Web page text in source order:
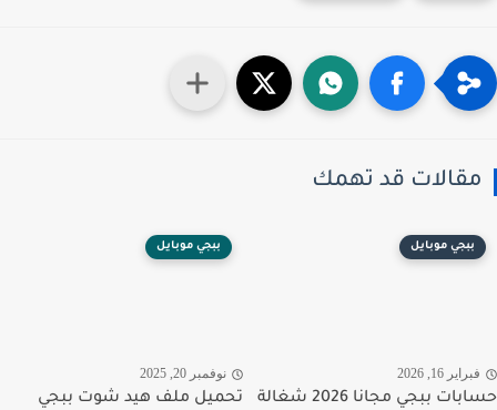
قد تهمك
ببجي موبايل
16, 2026
حسابات ببجي مجانا 2026 شغالة
ببجي موبايل
نوفمبر 20, 2025
تحميل ملف هيد شوت ببجي